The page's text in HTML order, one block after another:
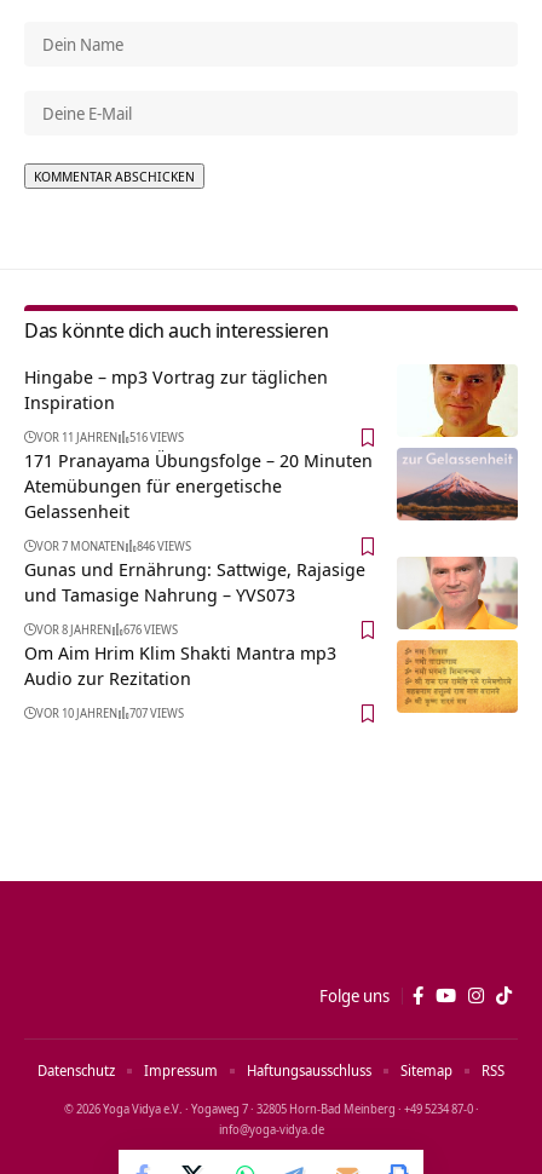
Das könnte dich auch interessieren
Hingabe – mp3 Vortrag zur täglichen
Inspiration
VOR 11 JAHREN 516 VIEWS
171 Pranayama Übungsfolge – 20 Minuten
Atemübungen für energetische
Gelassenheit
VOR 7 MONATEN 846 VIEWS
Gunas und Ernährung: Sattwige, Rajasige
und Tamasige Nahrung – YVS073
VOR 8 JAHREN 676 VIEWS
Om Aim Hrim Klim Shakti Mantra mp3
Audio zur Rezitation
VOR 10 JAHREN 707 VIEWS
Folge uns
© 2026 Yoga Vidya e.V. · Yogaweg 7 · 32805 Horn‑Bad Meinberg · +49 5234 87‑0 ·
info@yoga‑vidya.de
Datenschutz Impressum Haftungsausschluss Sitemap RSS